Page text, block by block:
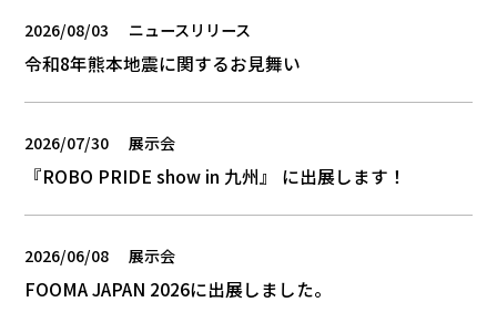
2026/08/03 ニュースリリース
令和8年熊本地震に関するお見舞い
2026/07/30 展示会
『ROBO PRIDE show in 九州』 に出展します！
2026/06/08 展示会
FOOMA JAPAN 2026に出展しました。